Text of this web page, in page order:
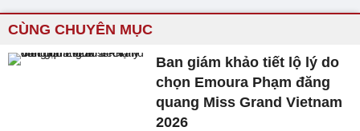
CÙNG CHUYÊN MỤC
Ban giám khảo tiết lộ lý do
chọn Emoura Phạm đăng
quang Miss Grand Vietnam
2026